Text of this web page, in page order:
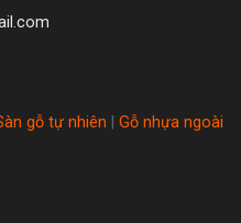
gỗ tự nhiên
Gỗ nhựa ngoài